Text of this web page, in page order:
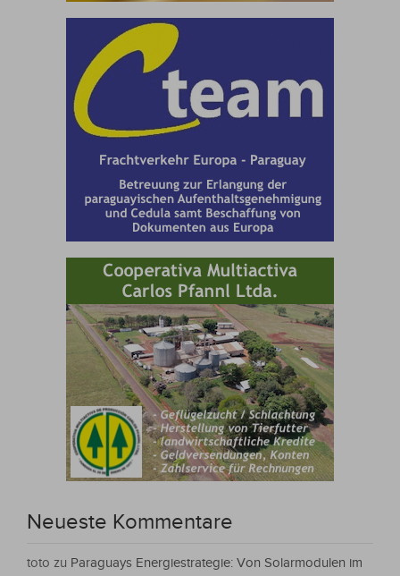
Neueste Kommentare
toto zu Paraguays Energiestrategie: Von Solarmodulen im